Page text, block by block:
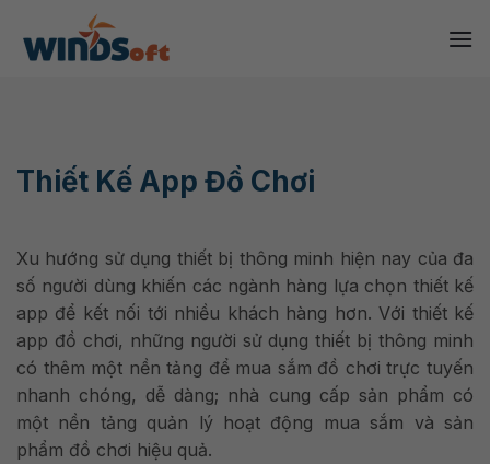
content
Thiết Kế App Đồ Chơi
Xu hướng sử dụng thiết bị thông minh hiện nay của đa
số người dùng khiến các ngành hàng lựa chọn thiết kế
app để kết nối tới nhiều khách hàng hơn. Với thiết kế
app đồ chơi, những người sử dụng thiết bị thông minh
có thêm một nền tảng để mua sắm đồ chơi trực tuyến
nhanh chóng, dễ dàng; nhà cung cấp sản phẩm có
một nền tảng quản lý hoạt động mua sắm và sản
phẩm đồ chơi hiệu quả.